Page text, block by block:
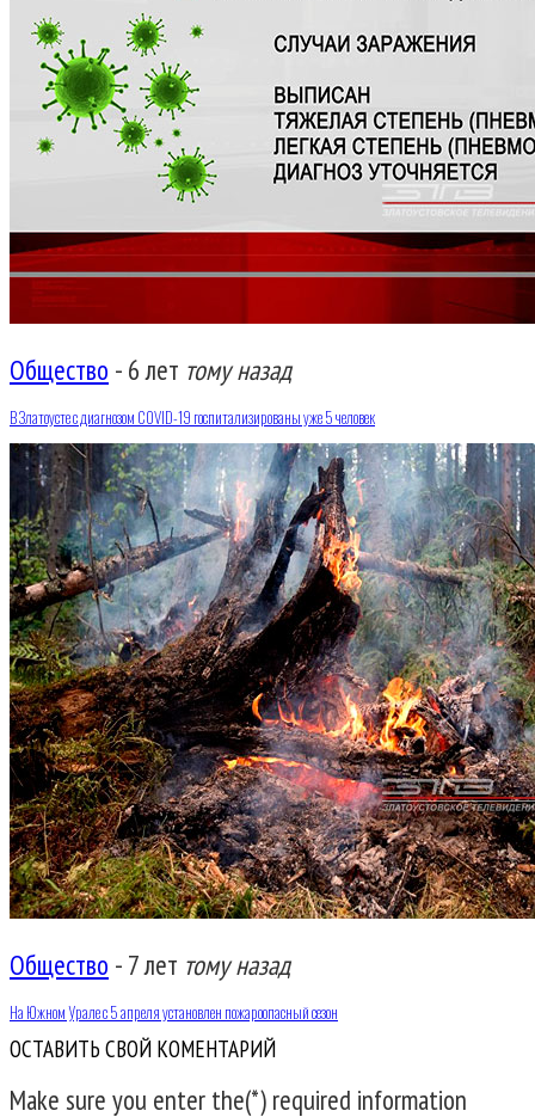
Общество - 6 лет тому назад
В Златоусте с диагнозом COVID-19 госпитализированы уже 5 человек
Общество - 7 лет тому назад
На Южном Урале с 5 апреля установлен пожароопасный сезон
ОСТАВИТЬ СВОЙ КОМЕНТАРИЙ
Make sure you enter the(*) required information